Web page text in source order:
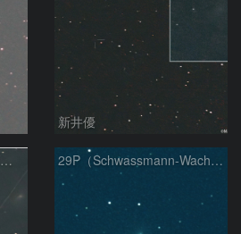
新井優
シュヴァスマン-ヴァハマン彗星 ( 29P )：2026/05/10 29P（Schwassmann-Wachmann）